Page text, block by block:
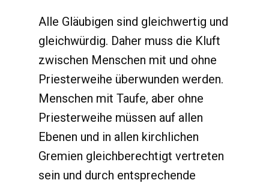
Alle Gläubigen sind gleichwertig und
gleichwürdig. Daher muss die Kluft
zwischen Menschen mit und ohne
Priesterweihe überwunden werden.
Menschen mit Taufe, aber ohne
Priesterweihe müssen auf allen
Ebenen und in allen kirchlichen
Gremien gleichberechtigt vertreten
sein und durch entsprechende